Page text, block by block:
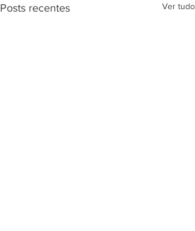
Posts recentes Ver tudo